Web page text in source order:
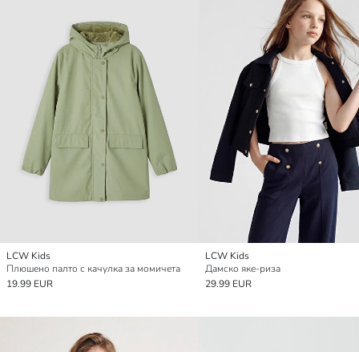
LCW Kids
Плюшено палто с качулка за момичета
19.99 EUR
LCW Kids
Дамско яке-риза
29.99 EUR